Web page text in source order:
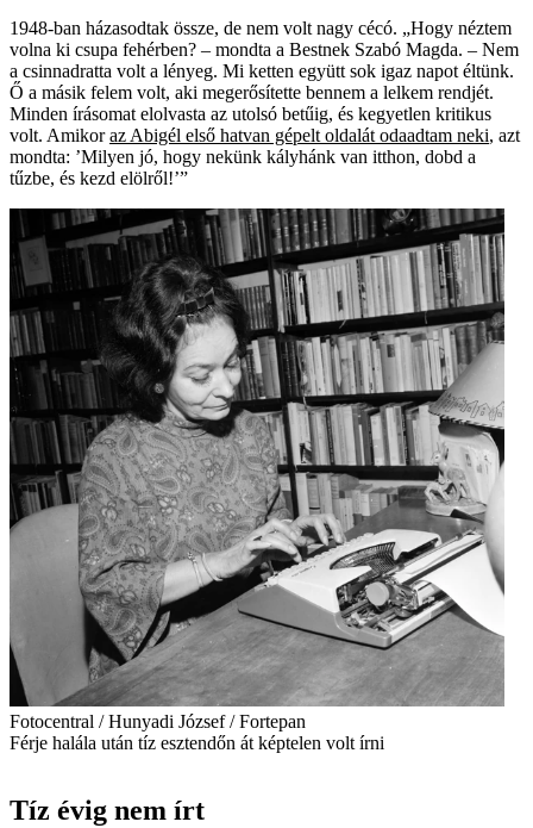
1948-ban házasodtak össze, de nem volt nagy cécó. „Hogy néztem
volna ki csupa fehérben? – mondta a Bestnek Szabó Magda. – Nem
a csinnadratta volt a lényeg. Mi ketten együtt sok igaz napot éltünk.
Ő a másik felem volt, aki megerősítette bennem a lelkem rendjét.
Minden írásomat elolvasta az utolsó betűig, és kegyetlen kritikus
volt. Amikoraz Abigél első hatvan gépelt oldalát odaadtam neki, azt
mondta: ’Milyen jó, hogy nekünk kályhánk van itthon, dobd a
tűzbe, és kezd elölről!’”
Fotocentral / Hunyadi József / Fortepan
Férje halála után tíz esztendőn át képtelen volt írni
Tíz évig nem írt